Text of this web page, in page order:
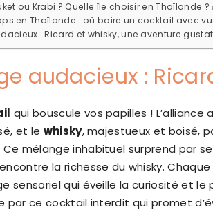
ou Krabi ? Quelle île choisir en Thaïlande
en Thaïlande : où boire un cocktail avec
: Ricard et whisky, une aventure
audacieux :
qui bouscule vos papilles ! L’alliance
et le whisky, majestueux et boisé,
mélange inhabituel surprend par
la richesse du whisky.
sensoriel qui éveille la curiosité et le
par ce cocktail interdit qui promet